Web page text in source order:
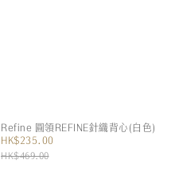
Refine 圓領REFINE針織背心(白色)
HK$235.00
HK$469.00